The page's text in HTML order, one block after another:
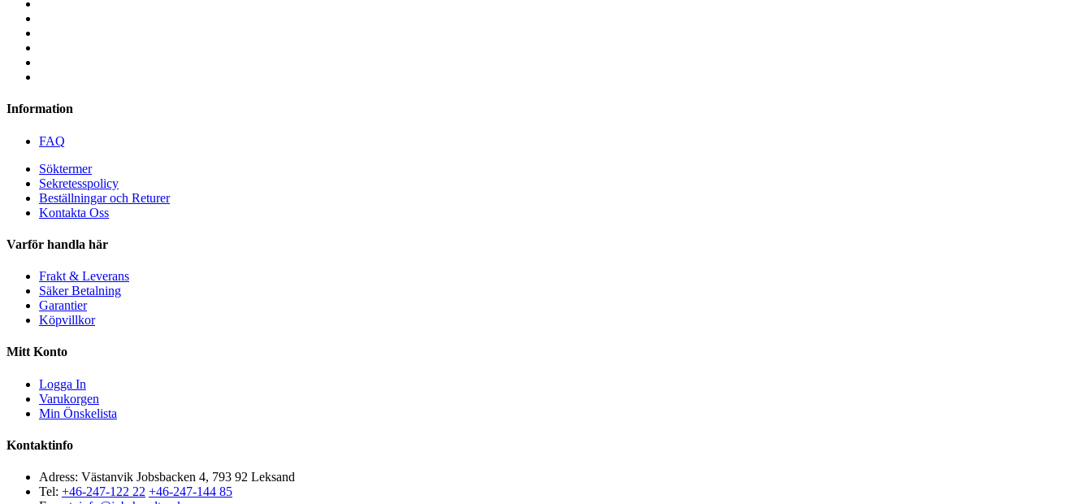
Information
FAQ
Söktermer
Sekretesspolicy
Beställningar och Returer
Kontakta Oss
Varför handla här
Frakt & Leverans
Säker Betalning
Garantier
Köpvillkor
Mitt Konto
Logga In
Varukorgen
Min Önskelista
Kontaktinfo
Adress: Västanvik Jobsbacken 4, 793 92 Leksand
Tel: +46-247-122 22 +46-247-144 85